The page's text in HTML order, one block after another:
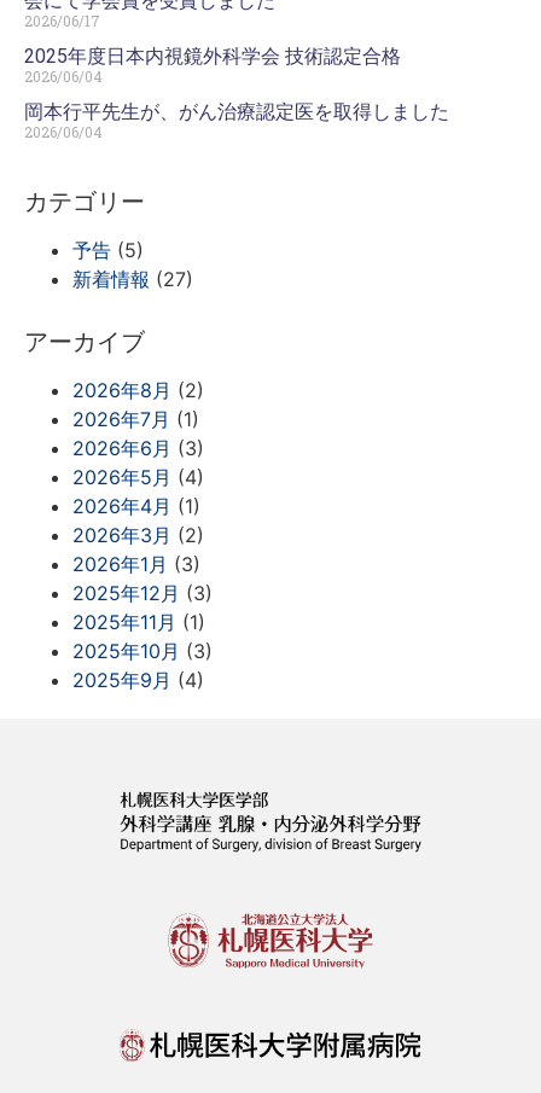
2026/06/17
2025年度日本内視鏡外科学会 技術認定合格
2026/06/04
岡本行平先生が、がん治療認定医を取得しました
2026/06/04
カテゴリー
予告 (5)
新着情報 (27)
アーカイブ
2026年8月 (2)
2026年7月 (1)
2026年6月 (3)
2026年5月 (4)
2026年4月 (1)
2026年3月 (2)
2026年1月 (3)
2025年12月 (3)
2025年11月 (1)
2025年10月 (3)
2025年9月 (4)